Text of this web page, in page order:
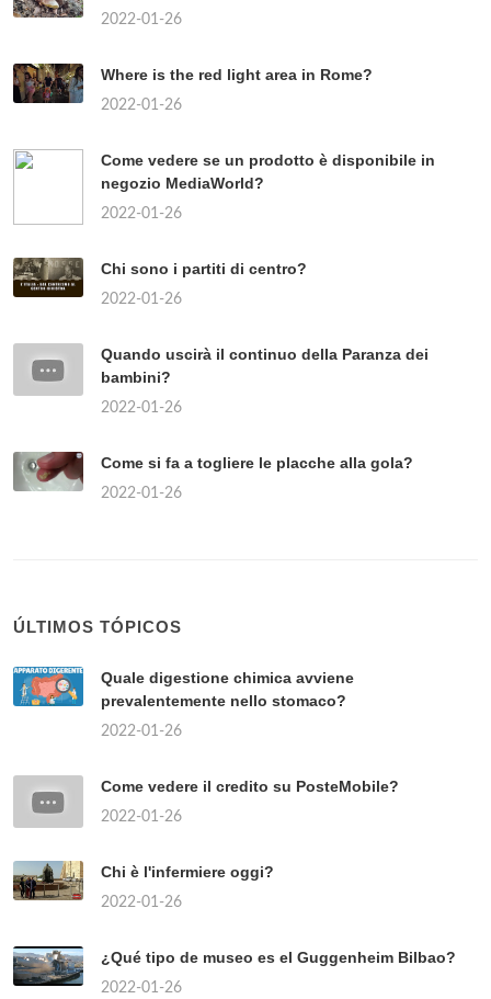
2022-01-26
Where is the red light area in Rome?
2022-01-26
Come vedere se un prodotto è disponibile in
negozio MediaWorld?
2022-01-26
Chi sono i partiti di centro?
2022-01-26
Quando uscirà il continuo della Paranza dei
bambini?
2022-01-26
Come si fa a togliere le placche alla gola?
2022-01-26
ÚLTIMOS TÓPICOS
Quale digestione chimica avviene
prevalentemente nello stomaco?
2022-01-26
Come vedere il credito su PosteMobile?
2022-01-26
Chi è l'infermiere oggi?
2022-01-26
¿Qué tipo de museo es el Guggenheim Bilbao?
2022-01-26